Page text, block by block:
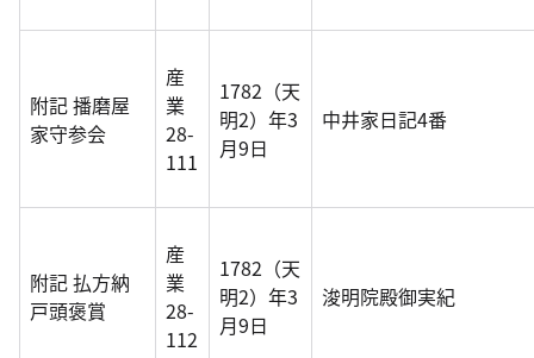
附記 播磨屋
家守参会
産
業
28-
111
1782（天
明2）年3
月9日
中井家日記4番
附記 払方納
戸頭褒賞
産
業
28-
112
1782（天
明2）年3
月9日
浚明院殿御実紀